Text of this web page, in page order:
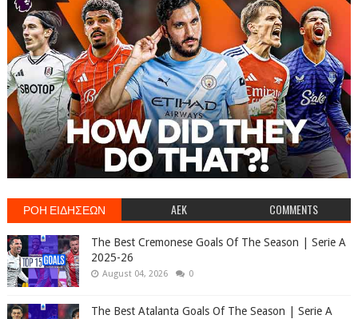
ΡΟΗ ΕΙΔΗΣΕΩΝ AEK COMMENTS
The Best Cremonese Goals Of The Season | Serie A
2025-26
August 04, 2026 0
The Best Atalanta Goals Of The Season | Serie A